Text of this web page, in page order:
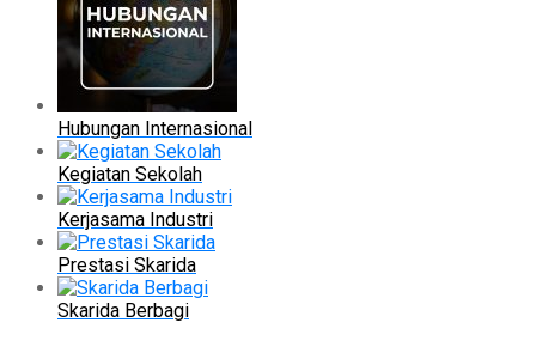
Hubungan Internasional
Kegiatan Sekolah
Kerjasama Industri
Prestasi Skarida
Skarida Berbagi